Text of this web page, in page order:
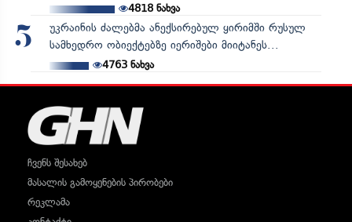
4818ნახვა
5
უკრაინის ძალებმა ანექსირებულ ყირიმში რუსულ
სამხედრო ობიექტებზე იერიშები მიიტანეს...
4763ნახვა
ჩვენს შესახებ
მასალის გამოყენების პირობები
რეკლამა